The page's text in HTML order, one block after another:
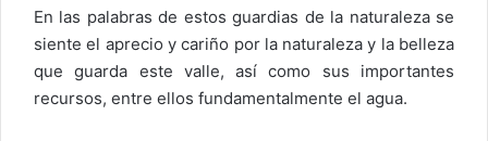
En las palabras de estos guardias de la naturaleza se
siente el aprecio y cariño por la naturaleza y la belleza
que guarda este valle, así como sus importantes
recursos, entre ellos fundamentalmente el agua.